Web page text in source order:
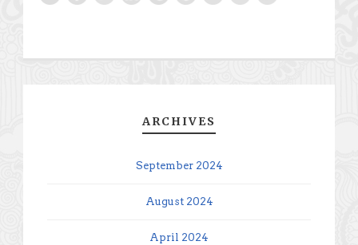
ARCHIVES
September 2024
August 2024
April 2024